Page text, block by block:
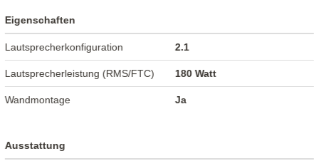
Eigenschaften
Lautsprecherkonfiguration 2.1
Lautsprecherleistung (RMS/FTC) 180 Watt
Wandmontage Ja
Ausstattung